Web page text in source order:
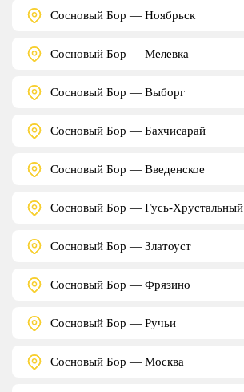
Сосновый Бор — Ноябрьск
Сосновый Бор — Мелевка
Сосновый Бор — Выборг
Сосновый Бор — Бахчисарай
Сосновый Бор — Введенское
Сосновый Бор — Гусь-Хрустальный
Сосновый Бор — Златоуст
Сосновый Бор — Фрязино
Сосновый Бор — Ручьи
Сосновый Бор — Москва